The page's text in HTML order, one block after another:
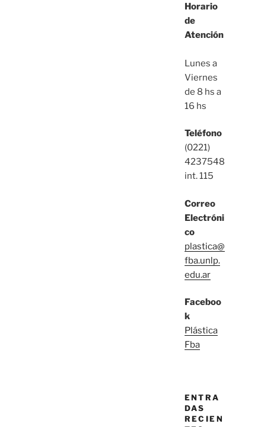
Horario
de
Atención
Lunes a
Viernes
de 8 hs a
16 hs
Teléfono
(0221)
4237548
int. 115
Correo
Electróni
co
plastica@
fba.unlp.
edu.ar
Faceboo
k
Plástica
Fba
ENTRA
DAS
RECIEN